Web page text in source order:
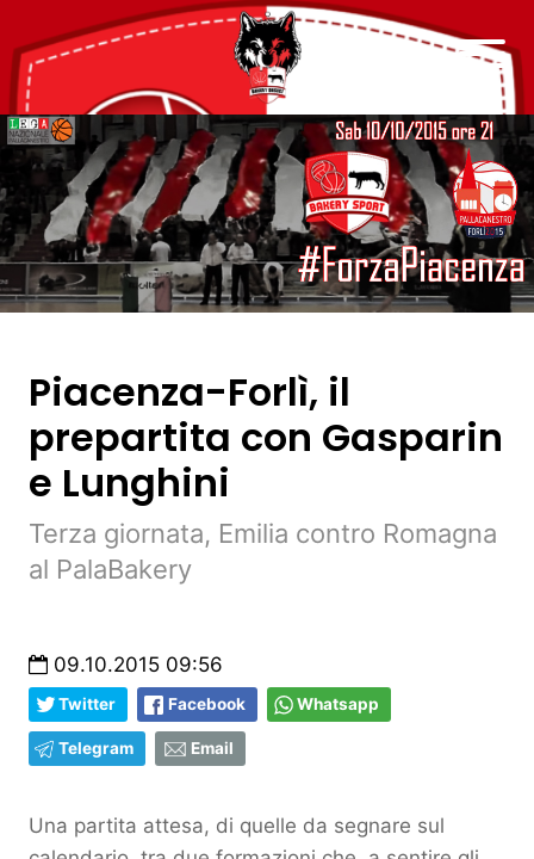
Piacenza-Forlì, il
prepartita con Gasparin
e Lunghini
Terza giornata, Emilia contro Romagna
al PalaBakery
09.10.2015 09:56
Twitter Facebook Whatsapp
Telegram Email
Una partita attesa, di quelle da segnare sul